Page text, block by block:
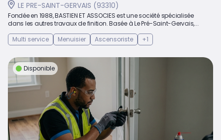
LE PRE-SAINT-GERVAIS (93310)
Fondée en 1988, BASTIEN ET ASSOCIES est une société spécialisée
dans les autres travaux de finition. Basée à Le Pré-Saint-Gervais,...
Multi service
Menuisier Ascensoriste +1
Disponible